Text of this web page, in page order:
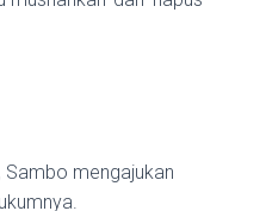
Sambo mengajukan